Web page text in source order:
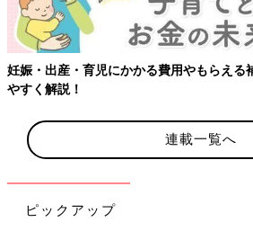
り
連載一覧へ
ピックアップ